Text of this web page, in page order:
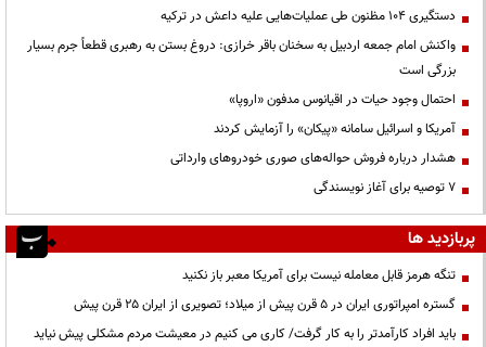
دستگیری ۱۰۴ مظنون طی عملیات‌هایی علیه داعش در ترکیه
واکنش امام جمعه اردبیل به سخنان باقر خرازی: دروغ بستن به رهبری قطعاً جرم بسیار
بزرگی است
احتمال وجود حیات در اقیانوس مدفون «اروپا»
آمریکا و اسرائیل سامانه «پیکان» را آزمایش کردند
هشدار درباره فروش حواله‌های صوری خودروهای وارداتی
۷ توصیه برای آغاز نویسندگی
پربازدید ها
تنگه هرمز قابل معامله نیست برای آمریکا معبر باز نکنید
گستره امپراتوری ایران در ۵ قرن پیش از میلاد؛ تصویری از ایران ۲۵ قرن پیش
باید افراد کارآمدتر را به کار گرفت/ کاری می کنیم در معیشت مردم مشکلی پیش نیاید